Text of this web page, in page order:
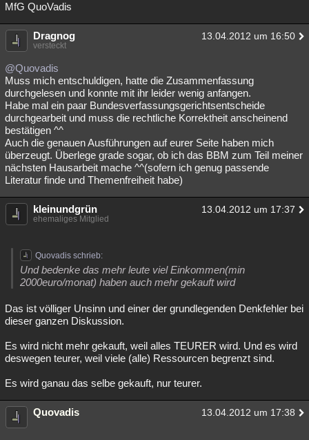
MfG QuoVadis
Dragnog 13.04.2012 um 16:50
versteckt
@Quovadis
Muss mich entschuldigen, hatte die Zusammenfassung
durchgelesen und konnte mit ihr leider wenig anfangen.
Habe mal ein paar Bundesverfassungsgerichtsentscheide
durchgearbeit und muss die rechtliche Korrektheit anscheinend
bestätigen ^^
Auch die genauen Ausführungen auf eurer Seite haben mich
überzeugt. Überlege grade sogar, ob ich das BBM zum Teil meiner
nächsten Hausarbeit mache ^^(sofern ich genug passende
Literatur finde und Themenfreiheit habe)
kleinundgrün 13.04.2012 um 17:37
ehemaliges Mitglied
Quovadis schrieb:
Und bedenke das mehr leute viel Einkommen(min
2000euro/monat) haben auch mehr gekauft wird
Das ist völliger Unsinn und einer der grundlegenden Denkfehler bei
dieser ganzen Diskussion.
Es wird nicht mehr gekauft, weil alles TEURER wird. Und es wird
deswegen teurer, weil viele (alle) Ressourcen begrenzt sind.
Es wird ganau das selbe gekauft, nur teurer.
Quovadis 13.04.2012 um 17:38